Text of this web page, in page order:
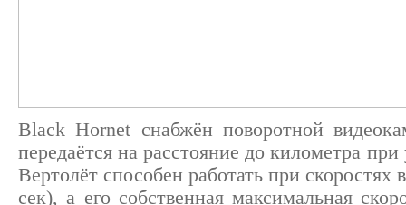
Black Hornet снабжён поворотной
передаётся на расстояние до километра
Вертолёт способен работать при скоростях
сек), а его собственная максимальная